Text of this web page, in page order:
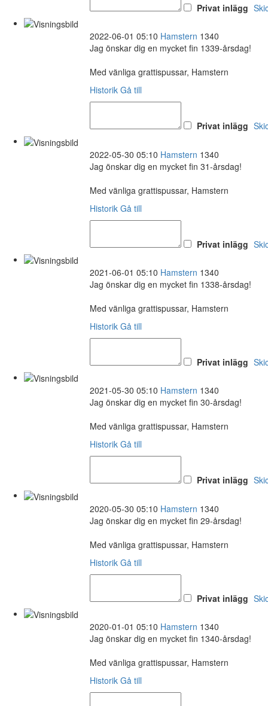
Privat inlägg
2022-06-01 05:10 Hamstern 1340
Jag önskar dig en mycket fin 1339-årsdag!
Med vänliga grattispussar, Hamstern
Historik Gå till
Privat inlägg
2022-05-30 05:10 Hamstern 1340
Jag önskar dig en mycket fin 31-årsdag!
Med vänliga grattispussar, Hamstern
Historik Gå till
Privat inlägg
2021-06-01 05:10 Hamstern 1340
Jag önskar dig en mycket fin 1338-årsdag!
Med vänliga grattispussar, Hamstern
Historik Gå till
Privat inlägg
2021-05-30 05:10 Hamstern 1340
Jag önskar dig en mycket fin 30-årsdag!
Med vänliga grattispussar, Hamstern
Historik Gå till
Privat inlägg
2020-05-30 05:10 Hamstern 1340
Jag önskar dig en mycket fin 29-årsdag!
Med vänliga grattispussar, Hamstern
Historik Gå till
Privat inlägg
2020-01-01 05:10 Hamstern 1340
Jag önskar dig en mycket fin 1340-årsdag!
Med vänliga grattispussar, Hamstern
Historik Gå till